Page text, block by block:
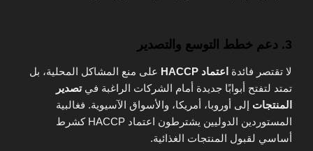
3. دعم خطط التوسع والتصدير
لا تقتصر فائدة اعتماد HACCP
على منع المشاكل المحلية، بل
تمتد لتفتح أبوابًا جديدة أمام الشركات الراغبة فيتصدير
المنتجات إلى أوروبا، أمريكا، والأسواق الآسيوية. فغالبية
المستوردين الدوليين يشترطون اعتماد HACCP كشرط
أساسي لقبول المنتجات الغذائية.